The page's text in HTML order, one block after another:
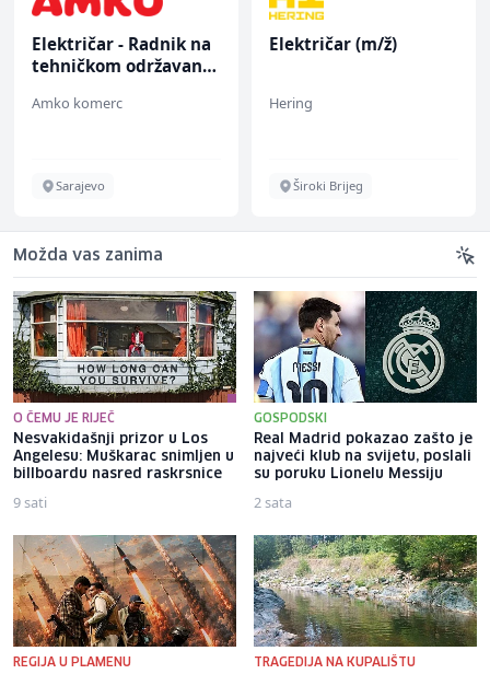
Električar - Radnik na
tehničkom održavanju
Amko komerc
Sarajevo
Električar (m/ž)
Hering
Široki Brijeg
Možda vas zanima
O ČEMU JE RIJEČ
Nesvakidašnji prizor u Los
Angelesu: Muškarac snimljen u
billboardu nasred raskrsnice
9 sati
GOSPODSKI
Real Madrid pokazao zašto je
najveći klub na svijetu, poslali
su poruku Lionelu Messiju
2 sata
REGIJA U PLAMENU TRAGEDIJA NA KUPALIŠTU